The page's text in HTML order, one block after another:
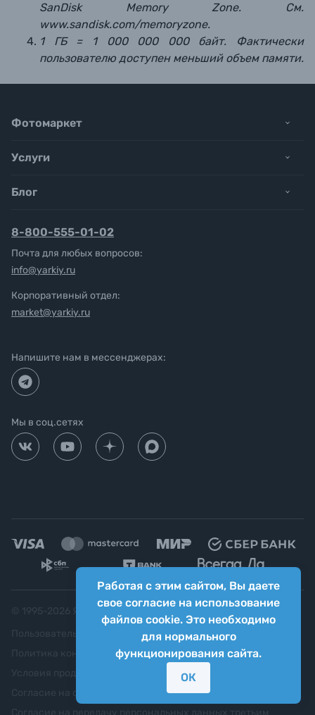
SanDisk Memory Zone. См.
www.sandisk.com/memoryzone.
1 ГБ = 1 000 000 000 байт. Фактически
пользователю доступен меньший объем памяти.
Работая с этим сайтом, Вы даете
свое согласие на использование
файлов cookie. Это необходимо
для нормального
функционирования сайта.
ОК
Фотомаркет
Услуги
Блог
8-800-555-01-02
Почта для любых вопросов:
info@yarkiy.ru
Корпоративный отдел:
market@yarkiy.ru
Напишите нам в мессенджерах:
Мы в соц.сетях
Яркий фотомаркет ("Яркий Мир")
Пользовательское соглашение
Политика конфиденциальности
Согласие на обработку персональных данных
Согласие на передачу персональных данных третьим